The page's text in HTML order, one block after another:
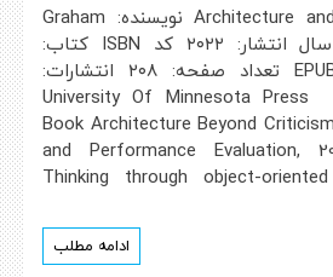
نام کتاب: Architecture and Objects نویسنده: Graham
Harman ویرایش: ۱ سال انتشار: ۲۰۲۲ کد ISBN کتاب:
۱۵۱۷۹۰۸۵۳۱ فرمت: EPUB تعداد صفحه: ۲۰۸ انتشارات:
University Of Minnesota
Book Architecture Beyond
and Performance Evaluation,
Thinking through object-
ادامه مطلب